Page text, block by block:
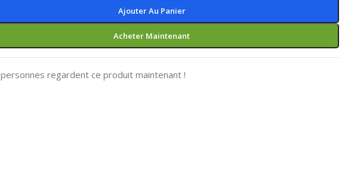
Ajouter Au Panier
Acheter Maintenant
personnes regardent ce produit maintenant !